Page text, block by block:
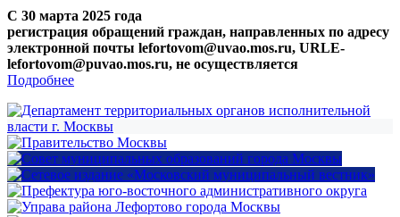
С 30 марта 2025 года
регистрация обращений граждан, направленных по адресу
электронной почты lefortovom@uvao.mos.ru, URLE-
lefortovom@puvao.mos.ru, не осуществляется
Подробнее